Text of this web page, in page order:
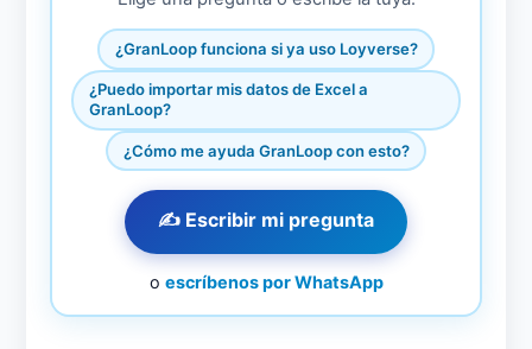
¿GranLoop funciona si ya uso Loyverse?
¿Puedo importar mis datos de Excel a
GranLoop?
¿Cómo me ayuda GranLoop con esto?
✍️ Escribir mi pregunta
o escríbenos por WhatsApp